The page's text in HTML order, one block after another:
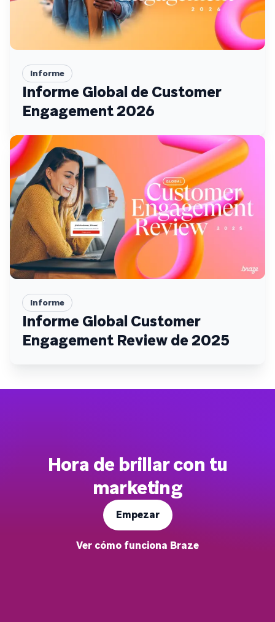
Informe
Informe Global de Customer
Engagement 2026
Informe
Informe Global Customer
Engagement Review de 2025
Hora de brillar con tu
marketing
Empezar
Ver cómo funciona Braze